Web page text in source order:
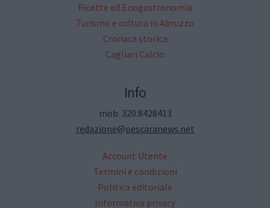
Ricette ed Enogastronomia
Turismo e cultura in Abruzzo
Cronaca storica
Cagliari Calcio
Info
mob. 320.8428413
redazione@pescaranews.net
Account Utente
Termini e condizioni
Politica editoriale
Informativa privacy